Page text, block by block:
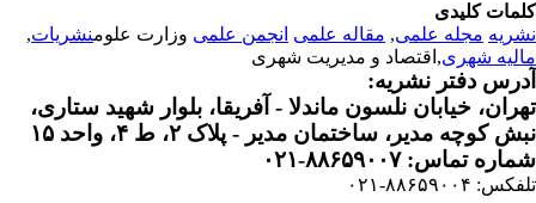
کلیدی
مجله علمی, مقاله علمی انجمن علمیوزارت علومنشریات,
شهری ,اقتصاد و مدیریت شهری
دفتر نشریه:
خیابان نلسون ماندلا - آفریقا، بلوار شهید ستاری،
کوچه مدیر، ساختمان مدیر - پلاک ۲، ط ۴، واحد ۱۵
تماس: ۸۸۶۵۹۰۰۷-۰۲۱
۸۸۶۵۹۰۰۴-۰۲۱